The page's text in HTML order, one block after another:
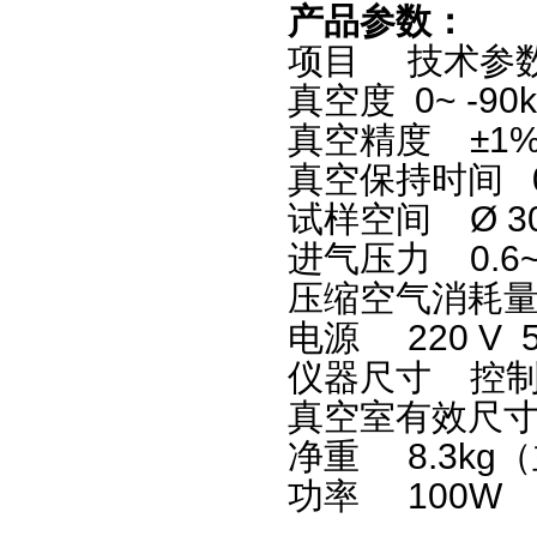
产品参数：
项目 技术
真空度 0~ -
真空精度
真空保持时
试样空间 Ø
进气压力
压缩空气消
电源 220 V
仪器尺寸 控制
真空室有效尺
净重 8.3kg
功率 100W